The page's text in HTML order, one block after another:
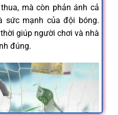
mà còn phản ánh cả
sức mạnh của đội bóng.
giúp người chơi và nhà
đúng.